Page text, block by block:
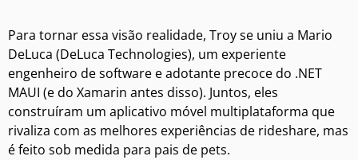
Para tornar essa visão realidade, Troy se uniu a Mario
DeLuca (DeLuca Technologies), um experiente
engenheiro de software e adotante precoce do .NET
MAUI (e do Xamarin antes disso). Juntos, eles
construíram um aplicativo móvel multiplataforma que
rivaliza com as melhores experiências de rideshare, mas
é feito sob medida para pais de pets.